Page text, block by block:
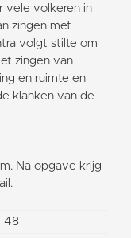
vele volkeren in
zingen met
volgt stilte om
zingen van
en ruimte en
klanken van de
Na opgave krijg
48